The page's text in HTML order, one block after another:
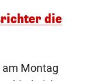
die
am Montag